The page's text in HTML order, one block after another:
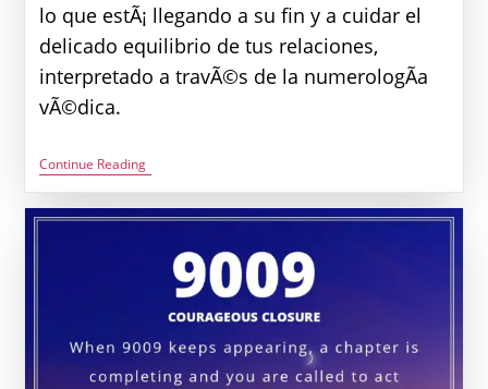
lo que estÃ¡ llegando a su fin y a cuidar el
delicado equilibrio de tus relaciones,
interpretado a travÃ©s de la numerologÃ­a
vÃ©dica.
Continue ReadingSignificado
Del
NÃºmero
Angelical
Amor,
Dinero
InterpretaciÃ³n
VÃ©dica